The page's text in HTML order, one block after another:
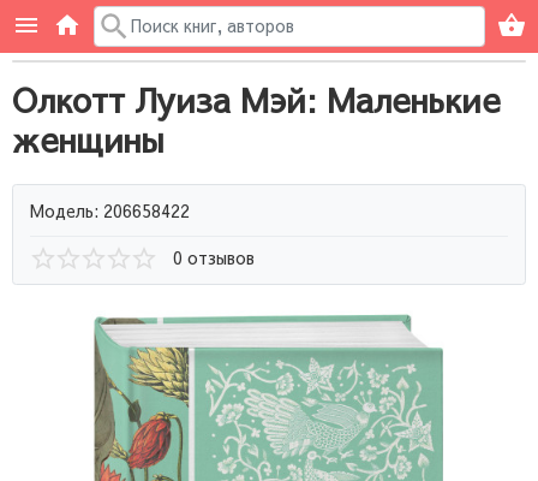
Олкотт Луиза Мэй: Маленькие
женщины
Модель: 206658422
0 отзывов